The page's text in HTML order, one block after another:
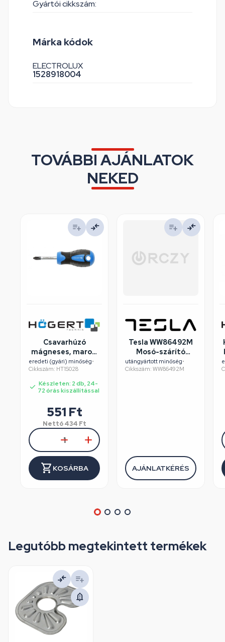
Gyártói cikkszám:
Márka kódok
ELECTROLUX
1528918004
TOVÁBBI AJÁNLATOK
NEKED
Csavarhúzó
mágneses, marok,
csillag fejű, PH2 x
38 mm szár,
HÖGERT HT1S028
eredeti (gyári) minőség•
Cikkszám: HT1S028
Készleten: 2 db, 24-
72 órás kiszállítással
551 Ft
Nettó 434 Ft
KOSÁRBA
Tesla WW86492M
Mosó-szárító
felújított/szépséghibás
utángyártott minőség•
Cikkszám: WW86492M
AJÁNLATKÉRÉS
Legutóbb megtekintett termékek